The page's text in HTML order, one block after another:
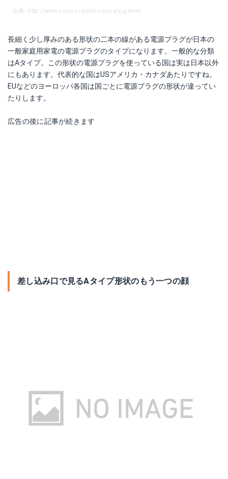
出典: http://www.cucoo-rental.com/plug.html
長細く少し厚みのある形状の二本の線がある電源プラグが日本の
一般家庭用家電の電源プラグのタイプになります。一般的な分類
はAタイプ。この形状の電源プラグを使っている国は実は日本以外
にもあります。代表的な国はUSアメリカ・カナダあたりですね。
EUなどのヨーロッパ各国は国ごとに電源プラグの形状が違ってい
たりします。
広告の後に記事が続きます
差し込み口で見るAタイプ形状のもう一つの顔